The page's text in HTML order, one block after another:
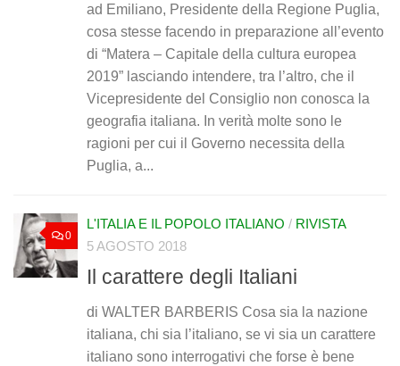
ad Emiliano, Presidente della Regione Puglia,
cosa stesse facendo in preparazione all’evento
di “Matera – Capitale della cultura europea
2019” lasciando intendere, tra l’altro, che il
Vicepresidente del Consiglio non conosca la
geografia italiana. In verità molte sono le
ragioni per cui il Governo necessita della
Puglia, a...
0
L'ITALIA E IL POPOLO ITALIANO / RIVISTA
5 AGOSTO 2018
Il carattere degli Italiani
di WALTER BARBERIS Cosa sia la nazione
italiana, chi sia l’italiano, se vi sia un carattere
italiano sono interrogativi che forse è bene